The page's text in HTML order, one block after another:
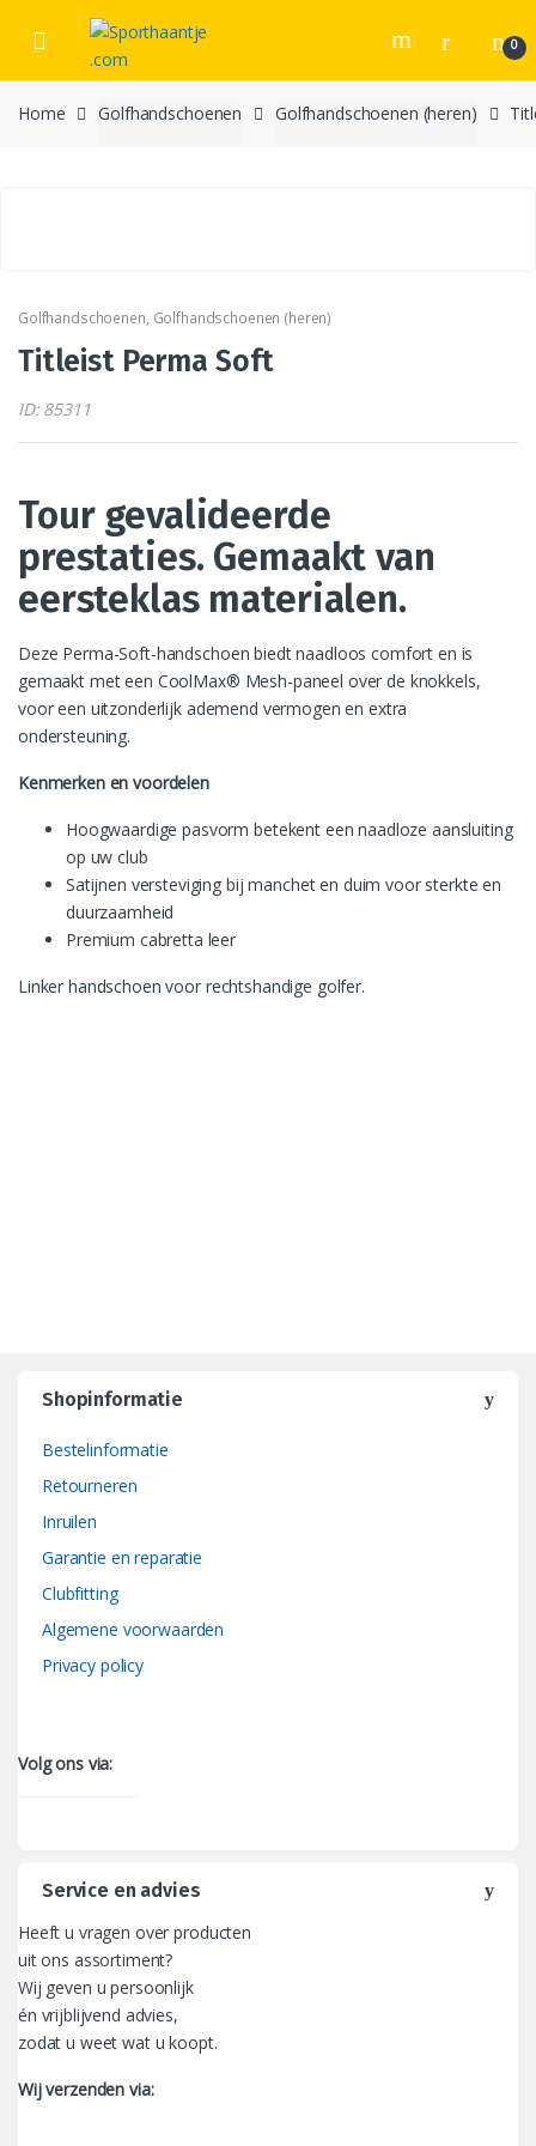
0
Home Golfhandschoenen Golfhandschoenen (heren)
Golfhandschoenen, Golfhandschoenen (heren)
Titleist Perma Soft
ID: 85311
Tour gevalideerde
prestaties. Gemaakt van
eersteklas materialen.
Deze Perma-Soft-handschoen biedt naadloos comfort en is
gemaakt met een CoolMax® Mesh-paneel over de knokkels,
voor een uitzonderlijk ademend vermogen en extra
ondersteuning.
Kenmerken en voordelen
Hoogwaardige pasvorm betekent een naadloze aansluiting
op uw club
Satijnen versteviging bij manchet en duim voor sterkte en
duurzaamheid
Premium cabretta leer
Linker handschoen voor rechtshandige golfer.
Shopinformatie
Bestelinformatie
Retourneren
Inruilen
Garantie en reparatie
Clubfitting
Algemene voorwaarden
Privacy policy
Volg ons via:
Service en advies
Heeft u vragen over producten
uit ons assortiment?
Wij geven u persoonlijk
én vrijblijvend advies,
zodat u weet wat u koopt.
Wij verzenden via: